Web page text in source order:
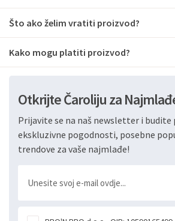
Što ako želim vratiti proizvod?
Kako mogu platiti proizvod?
Otkrijte Čaroliju za
Prijavite se na naš newsletter i
ekskluzivne pogodnosti, posebne
trendove za vaše najmlađe!